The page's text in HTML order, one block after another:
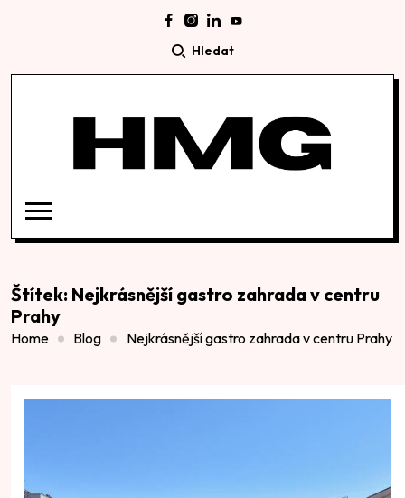
Hledat
Štítek: Nejkrásnější gastro zahrada v centru
Prahy
Home Blog Nejkrásnější gastro zahrada v centru Prahy